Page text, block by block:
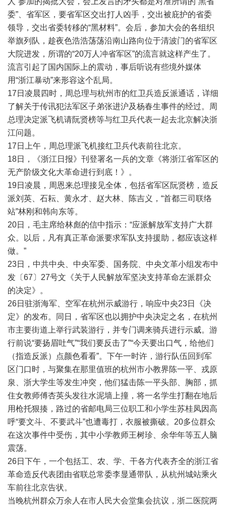
委”、省军区，要省军区交出打人凶手，交出被庇护的省委
领导，交出省委转移的“黑材料”。会后，参加大会的各组织
举旗列队，趁夜色浩浩荡荡沿南山路向位于清波门的省军区
大院进发，所谓的“20万人冲省军区”的流言就这样产生了。
流言引起了国内国际上的震动，事后听说有些境外媒体
用“浙江暴动”来形容这个乱局。
17日凌晨四时，周总理与杭州市的红卫兵造反派通话，详细
了解关于传讯犯法军区子弟张进沪及杨春生事件的经过。周
总理决定派飞机请阮贤榜等与红卫兵代表一起去北京解决浙
江问题。
17日上午，周总理派飞机接红卫兵代表前往北京。
18日，《浙江日报》刊登署名一兵的文章《将浙江省军区的
无产阶级文化大革命进行到底！》。
19日凌晨，周恩来总理接见全体，包括省军区阮贤榜，造反
派刘英、石耘、黄永才、赵大林、陈吉义，“首都三司联络
站”林刚和韩向东等。
20日，毛主席给林彪的信中指示：“应派解放军支持广大群
众。以后，凡有真正革命派要求军队支持援助，都应该这样
做。”
23日，中共中央、中央军委、国务院、中央文革小组发布中
发〔67〕27号文《关于人民解放军坚决支持革命左派群众
的决定》。
26日驻浙海军、空军在杭州示威游行，响应中央23日《决
定》的发布。同日，省军区也以拥护中央决定之名，在杭州
市主要街道上举行武装游行，并专门调来骑兵进行示威。游
行前说“要扬眉吐气”“我们要反击了”“今天要出口气，给他们
（指造反派）点颜色看看”。下午一时许，游行队伍回到军
区门口时，与聚集在那里值班的杭州市小教界陈一平、戎原
泉、浙大学生等发生冲突，他们猛击陈一平头部、胸部，抓
住女教师傅杏英头发往水泥墙上撞，将一名学生打翻在地后
用枪托狠揍，路过的省邮电局三位职工和小学生苏桂凤因高
呼“要文斗、不要武斗”也遭毒打，衣服被撕破。20多位群众
在这次事件中受伤，其中小学教师王树珍、余华年等五人脑
震荡。
26日下午，一个包括工、农、学、干各方代表齐全的浙江省
革命造反代表团由省联总常委李显通带队，从杭州城站乘火
车前往北京告状。
当晚杭州群众万余人在市人民大会堂集会抗议，浙二医院两